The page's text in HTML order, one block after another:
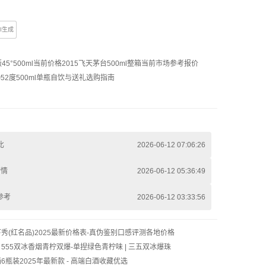
生成
当前价格2015飞天茅台500ml整箱当前市场参考报价
度500ml单瓶自饮与送礼选购指南
2026-06-12 07:06:26
2026-06-12 05:36:49
考 2026-06-12 03:33:56
(红名品)2025最新价格表-真伪鉴别口感评测各地价格
双冰香烟青柠双爆-单捏绿色青柠味 | 三五双冰爆珠
瓶装2025年最新款 - 高端白酒收藏优选